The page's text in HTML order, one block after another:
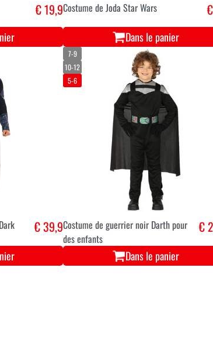
€ 19,9Costume de Joda Star Wars
Dans le panier
€ 39,9
7-9
10-12
5-6
Costume de guerrier noir Darth pour
des enfants
€
Dans le panier